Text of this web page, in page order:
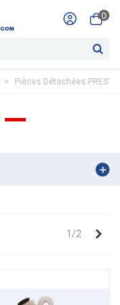
0
> Pièces Détachées PRESTO
1/2